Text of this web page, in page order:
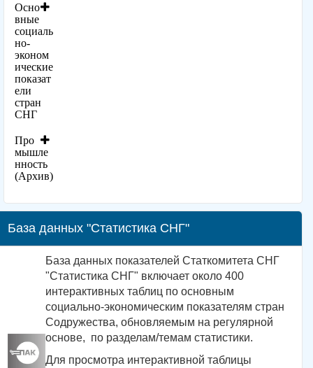
Осно
вные
социаль
но-
эконом
ические
показат
ели
стран
СНГ
Про
мышле
нность
(Архив)
База данных "Статистика СНГ"
База данных показателей Статкомитета СНГ
"Статистика СНГ" включает около 400
интерактивных таблиц по основным
социально-экономическим показателям стран
Содружества, обновляемым на регулярной
основе, по разделам/темам статистики.
Для просмотра интерактивной таблицы